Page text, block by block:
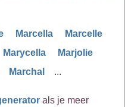
Marcella
Marcelle
Marycella
Marjolie
Marchal ...
als je meer